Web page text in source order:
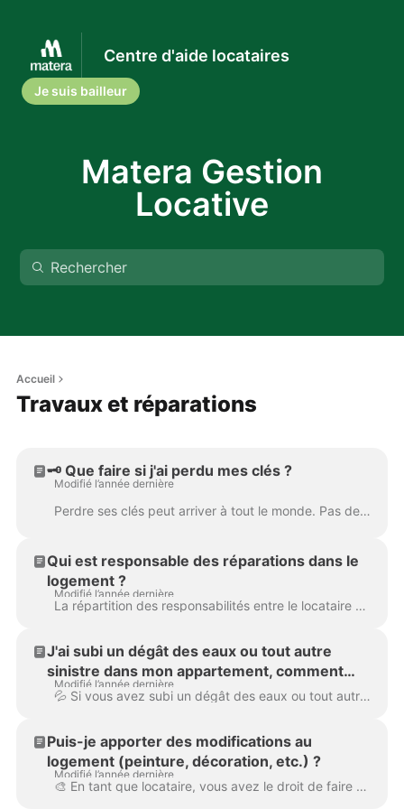
Centre d'aide locataires
Je suis bailleur
Matera Gestion
Locative
Accueil
Travaux et réparations
🗝️ Que faire si j'ai perdu mes clés ?
Modifié l’année dernière
Perdre ses clés peut arriver à tout le monde. Pas de panique, voici les étapes à suivre pour réagir rapidement et efficacement. Avant de paniquer, pre...
Qui est responsable des réparations dans le
logement ?
Modifié l’année dernière
La répartition des responsabilités entre le locataire et le propriétaire dépend de la nature des réparations. Voici un aperçu : À la charge du locatai...
J'ai subi un dégât des eaux ou tout autre
sinistre dans mon appartement, comment
faire ?
Modifié l’année dernière
💦 Si vous avez subi un dégât des eaux ou tout autre sinistre, voici les étapes à suivre pour résoudre la situation : Dans un premier temps, contac...
Puis-je apporter des modifications au
logement (peinture, décoration, etc.) ?
Modifié l’année dernière
🎨 En tant que locataire, vous avez le droit de faire des aménagements temporaires et de la décoration , mais il y a quelques points à considérer pou...